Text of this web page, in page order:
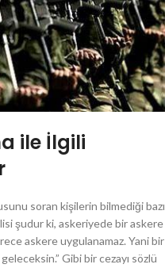
ile İlgili
soran kişilerin bilmediği bazı
şudur ki, askeriyede bir askere
askere uygulanamaz. Yani bir
Gibi bir cezayı sözlü